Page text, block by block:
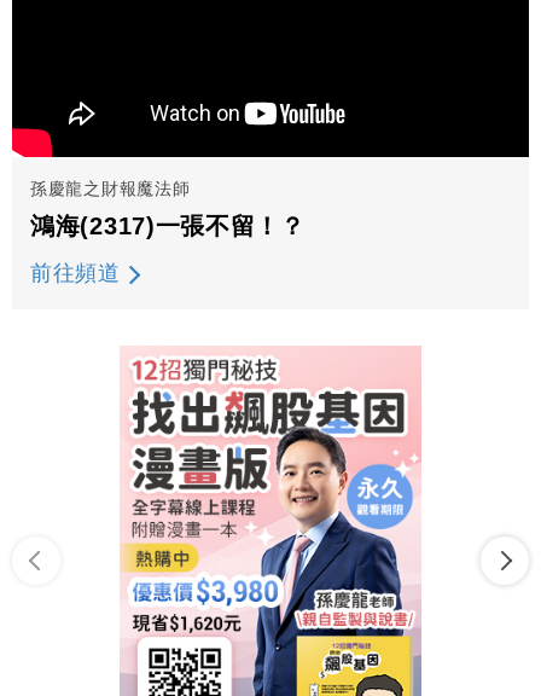
孫慶龍之財報魔法師
鴻海(2317)一張不留！？
前往頻道